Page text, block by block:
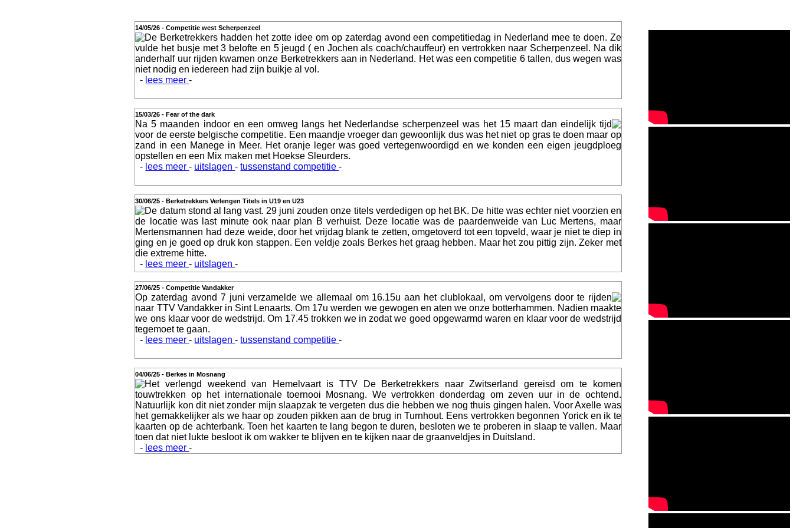
14/05/26 - Competitie west Scherpenzeel
De Berketrekkers hadden het zotte idee om op zaterdag avond een competitiedag in Nederland mee te doen. Ze
vulde het busje met 3 belofte en 5 jeugd ( en Jochen als coach/chauffeur) en vertrokken naar Scherpenzeel. Na dik
anderhalf uur rijden kwamen onze Berketrekkers aan in Nederland. Het was een competitie 6 tallen, dus wegen was
niet nodig en iedereen had zijn buikje al vol.
- lees meer-
15/03/26 - Fear of the dark
Na 5 maanden indoor en een omweg langs het Nederlandse scherpenzeel was het 15 maart dan eindelijk tijd
voor de eerste belgische competitie. Een maandje vroeger dan gewoonlijk dus was het niet op gras te doen maar op
zand in een Manege in Meer. Het oranje leger was goed vertegenwoordigd en we konden een eigen jeugdploeg
opstellen en een Mix maken met Hoekse Sleurders.
- lees meer- uitslagen-tussenstand competitie-
30/06/25 - Berketrekkers Verlengen Titels in U19 en U23
De datum stond al lang vast. 29 juni zouden onze titels verdedigen op het BK. De hitte was echter niet voorzien en
de locatie was last minute ook naar plan B verhuist. Deze locatie was de paardenweide van Luc Mertens, maar
Mertensmannen had deze weide, door het vrijdag blank te zetten, omgetoverd tot een topveld, waar je niet te diep in
ging en je goed op druk kon stappen. Een veldje zoals Berkes het graag hebben. Maar het zou pittig zijn. Zeker met
die extreme hitte.
- lees meer- uitslagen-
27/06/25 - Competitie Vandakker
Op zaterdag avond 7 juni verzamelde we allemaal om 16.15u aan het clublokaal, om vervolgens door te rijden
naar TTV Vandakker in Sint Lenaarts. Om 17u werden we gewogen en aten we onze botterhammen. Nadien maakte
we ons klaar voor de wedstrijd. Om 17.45 trokken we in zodat we goed opgewarmd waren en klaar voor de wedstrijd
tegemoet te gaan.
- lees meer- uitslagen-tussenstand competitie-
04/06/25 - Berkes in Mosnang
Het verlengd weekend van Hemelvaart is TTV De Berketrekkers naar Zwitserland gereisd om te komen
touwtrekken op het internationale toernooi Mosnang. We vertrokken donderdag om zeven uur in de ochtend.
Natuurlijk kon dit niet zonder mijn slaapzak te vergeten dus die hebben we nog thuis gingen halen. Voor Axelle was
het gemakkelijker als we haar op zouden pikken aan de brug in Turnhout. Eens vertrokken begonnen Yorick en ik te
kaarten op de achterbank. Toen het kaarten te lang begon te duren, besloten we te proberen in slaap te vallen. Maar
toen dat niet lukte besloot ik om wakker te blijven en te kijken naar de graanveldjes in Duitsland.
- lees meer-